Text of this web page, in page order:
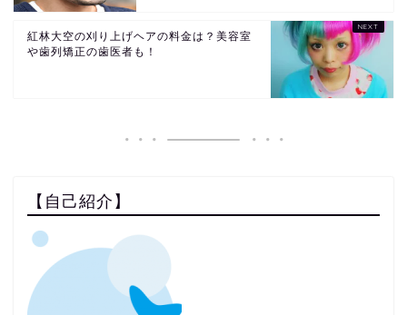
紅林大空の刈り上げヘアの料金は？美容室
や歯列矯正の歯医者も！
【自己紹介】